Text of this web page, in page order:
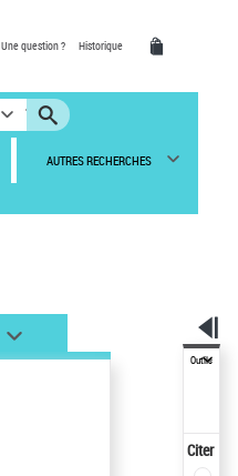
Une question ? Historique
AUTRES RECHERCHES
Outils
Citer